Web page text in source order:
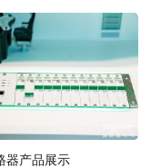
器产品展示